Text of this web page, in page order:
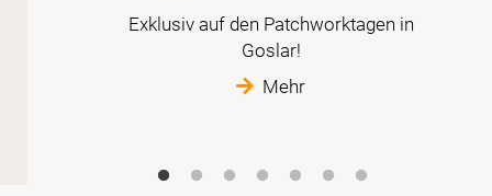
Exklusiv auf den Patchworktagen in
Goslar!
Mehr